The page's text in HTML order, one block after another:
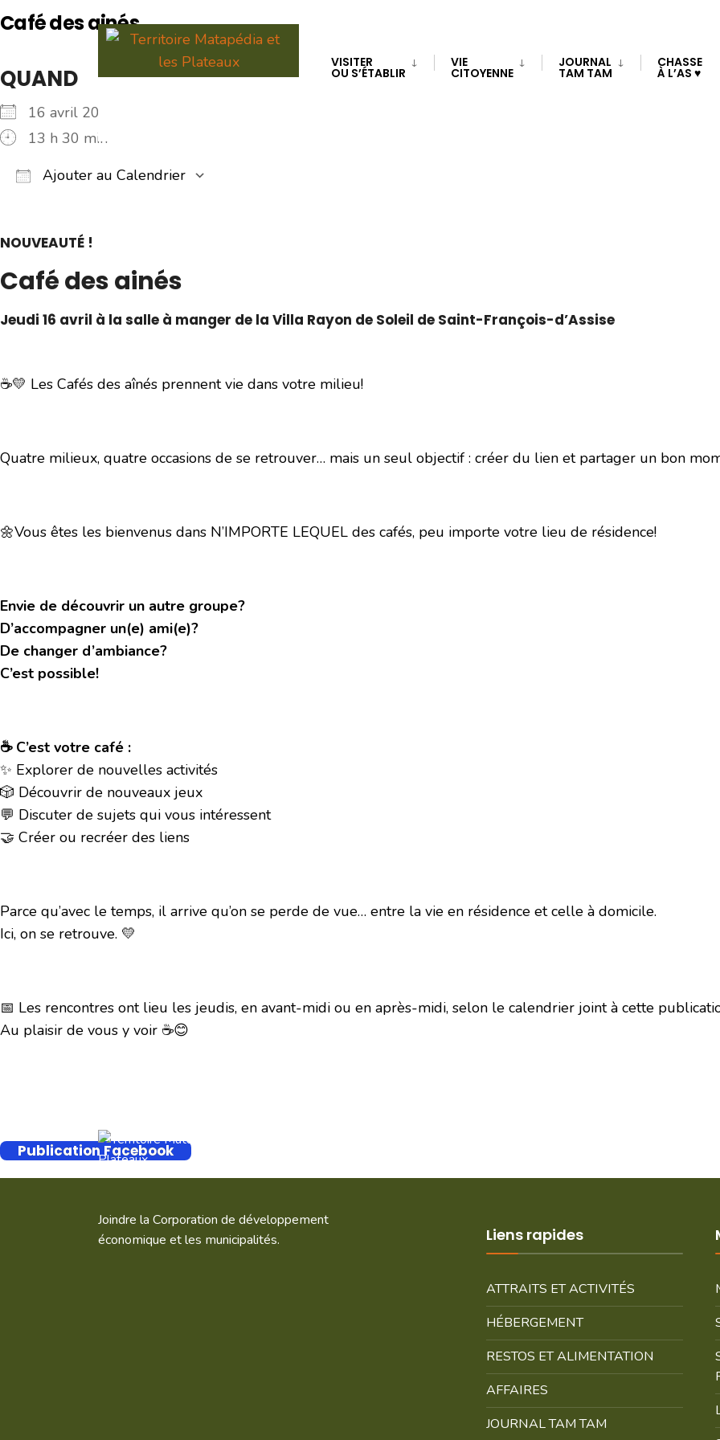
Skip
VISITER
OU S’ÉTABLIR
VIE
CITOYENNE
JOURNAL
TAM TAM
CHASSE
À L’AS ♥
Café des ainés
QUAND
16 avril 2026
13 h 30 min
Ajouter au Calendrier
OÙ
NOUVEAUTÉ !
Café des ainés
Jeudi 16 avril à la salle à manger de la Villa Rayon de Soleil de Saint-François-d’Assise
☕💛 Les Cafés des aînés prennent vie dans votre milieu!
Quatre milieux, quatre occasions de se retrouver… mais un seul objectif : créer du lien et partager un bon
🌼Vous êtes les bienvenus dans N’IMPORTE LEQUEL des cafés, peu importe votre lieu de résidence!
Envie de découvrir un autre groupe?
D’accompagner un(e) ami(e)?
De changer d’ambiance?
C’est possible!
☕ C’est votre café :
✨ Explorer de nouvelles activités
🎲 Découvrir de nouveaux jeux
💬 Discuter de sujets qui vous intéressent
🤝 Créer ou recréer des liens
Parce qu’avec le temps, il arrive qu’on se perde de vue… entre la vie en résidence et celle à domicile.
Ici, on se retrouve. 💛
📅 Les rencontres ont lieu les jeudis, en avant-midi ou en après-midi, selon le calendrier joint à cette
Au plaisir de vous y voir ☕😊
Publication Facebook
Joindre la Corporation de développement
économique et les municipalités.
Liens rapides
ATTRAITS ET ACTIVITÉS
HÉBERGEMENT
RESTOS ET ALIMENTATION
AFFAIRES
JOURNAL TAM TAM